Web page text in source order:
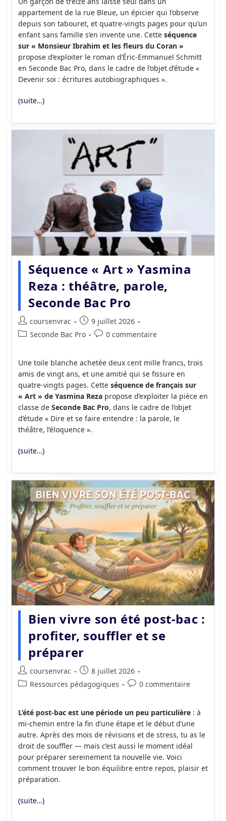
publication :
appartement de la rue Bleue, un épicier qui l’observe
depuis son tabouret, et quatre-vingts pages pour qu’un
enfant sans famille s’en invente une. Cette séquence
sur « Monsieur Ibrahim et les fleurs du Coran »
propose d’exploiter le roman d’Éric-Emmanuel Schmitt
en Seconde Bac Pro, dans le cadre de l’objet d’étude «
Devenir soi : écritures autobiographiques ».
(suite…)
Séquence « Art » Yasmina
Reza : théâtre, parole,
Seconde Bac Pro
Auteur/autrice
de
coursenvrac
Publication
publiée :
9 juillet 2026
PostSeconde Bac Pro
Commentaires
publication :
0 commentaire
Une toile blanche achetée deux cent mille francs, trois
amis de vingt ans, et une amitié qui se fissure en
quatre-vingts pages. Cette séquence de français sur
« Art » de Yasmina Rezapropose d’exploiter la pièce en
classe de Seconde Bac Pro, dans le cadre de l’objet
d’étude « Dire et se faire entendre : la parole, le
théâtre, l’éloquence ».
(suite…)
Bien vivre son été post-bac :
profiter, souffler et se
préparer
Auteur/autrice
de
coursenvrac
Publication
publiée :
8 juillet 2026
PostRessources pédagogiques
Commentaires
publication :
0 commentaire
L’été post-bac est une période un peu particulière: à
mi-chemin entre la fin d’une étape et le début d’une
autre. Après des mois de révisions et de stress, tu as le
droit de souffler — mais c’est aussi le moment idéal
pour préparer sereinement ta nouvelle vie. Voici
comment trouver le bon équilibre entre repos, plaisir et
préparation.
(suite…)